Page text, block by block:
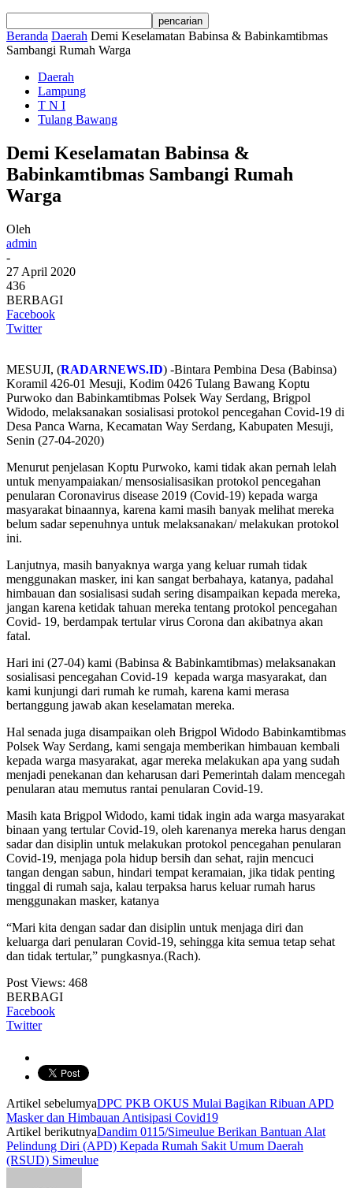
Beranda Daerah Demi Keselamatan Babinsa & Babinkamtibmas
Sambangi Rumah Warga
Daerah
Lampung
T N I
Tulang Bawang
Demi Keselamatan Babinsa &
Babinkamtibmas Sambangi Rumah
Warga
Oleh
admin
-
27 April 2020
436
BERBAGI
Facebook
Twitter
MESUJI, (RADARNEWS.ID) -Bintara Pembina Desa (Babinsa)
Koramil 426-01 Mesuji, Kodim 0426 Tulang Bawang Koptu
Purwoko dan Babinkamtibmas Polsek Way Serdang, Brigpol
Widodo, melaksanakan sosialisasi protokol pencegahan Covid-19 di
Desa Panca Warna, Kecamatan Way Serdang, Kabupaten Mesuji,
Senin (27-04-2020)
Menurut penjelasan Koptu Purwoko, kami tidak akan pernah lelah
untuk menyampaiakan/ mensosialisasikan protokol pencegahan
penularan Coronavirus disease 2019 (Covid-19) kepada warga
masyarakat binaannya, karena kami masih banyak melihat mereka
belum sadar sepenuhnya untuk melaksanakan/ melakukan protokol
ini.
Lanjutnya, masih banyaknya warga yang keluar rumah tidak
menggunakan masker, ini kan sangat berbahaya, katanya, padahal
himbauan dan sosialisasi sudah sering disampaikan kepada mereka,
jangan karena ketidak tahuan mereka tentang protokol pencegahan
Covid- 19, berdampak tertular virus Corona dan akibatnya akan
fatal.
Hari ini (27-04) kami (Babinsa & Babinkamtibmas) melaksanakan
sosialisasi pencegahan Covid-19 kepada warga masyarakat, dan
kami kunjungi dari rumah ke rumah, karena kami merasa
bertanggung jawab akan keselamatan mereka.
Hal senada juga disampaikan oleh Brigpol Widodo Babinkamtibmas
Polsek Way Serdang, kami sengaja memberikan himbauan kembali
kepada warga masyarakat, agar mereka melakukan apa yang sudah
menjadi penekanan dan keharusan dari Pemerintah dalam mencegah
penularan atau memutus rantai penularan Covid-19.
Masih kata Brigpol Widodo, kami tidak ingin ada warga masyarakat
binaan yang tertular Covid-19, oleh karenanya mereka harus dengan
sadar dan disiplin untuk melakukan protokol pencegahan penularan
Covid-19, menjaga pola hidup bersih dan sehat, rajin mencuci
tangan dengan sabun, hindari tempat keramaian, jika tidak penting
tinggal di rumah saja, kalau terpaksa harus keluar rumah harus
menggunakan masker, katanya
“Mari kita dengan sadar dan disiplin untuk menjaga diri dan
keluarga dari penularan Covid-19, sehingga kita semua tetap sehat
dan tidak tertular,” pungkasnya.(Rach).
Post Views: 468
BERBAGI
Facebook
Twitter
Artikel sebelumyaDPC PKB OKUS Mulai Bagikan Ribuan APD
Masker dan Himbauan Antisipasi Covid19
Artikel berikutnyaDandim 0115/Simeulue Berikan Bantuan Alat
Pelindung Diri (APD) Kepada Rumah Sakit Umum Daerah
(RSUD) Simeulue